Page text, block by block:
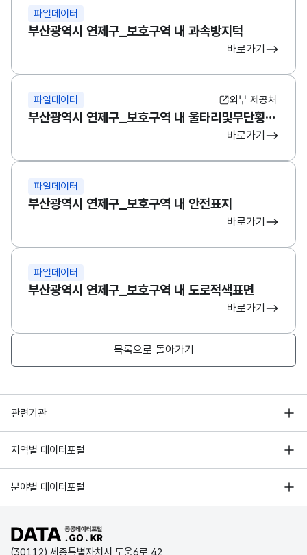
파일데이터
부산광역시 연제구_보호구역 내 과속방지턱
바로가기
파일데이터 외부 제공처
부산광역시 연제구_보호구역 내 울타리및무단횡단방지펜스
바로가기
파일데이터
부산광역시 연제구_보호구역 내 안전표지
바로가기
파일데이터
부산광역시 연제구_보호구역 내 도로적색표면
바로가기
목록으로 돌아가기
관련기관
행정안전부
한국지능정보사회진흥원
국가정보자원관리원
지역별 데이터포털
서울 열린데이터광장
경기데이터드림
D-데이터허브
인천데이터포털
분야별 데이터포털
기상자료개방포털
국토교통부 공간정보오픈플랫폼
환경부 환경데이터포털
공공데이터포털 바로가기
(30112) 세종특별자치시 도움6로 42